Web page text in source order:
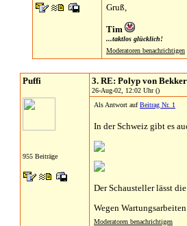
Gruß,
Tim
...taktlos glücklich!
Moderatoren benachrichtigen
Puffi
955 Beiträge
3. RE: Polyp von
26-Aug-02, 12:02 Uhr ()
Als Antwort aufBeitrag Nr. 1
In der Schweiz gibt es
Der Schausteller lässt
Wegen
Moderatoren benachrichtigen